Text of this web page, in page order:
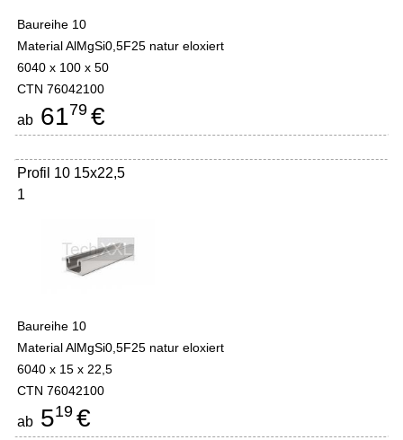
Baureihe 10
Material AlMgSi0,5F25 natur eloxiert
6040 x 100 x 50
CTN 76042100
ab 6179 €
Profil 10 15x22,5
1
Baureihe 10
Material AlMgSi0,5F25 natur eloxiert
6040 x 15 x 22,5
CTN 76042100
ab 519 €